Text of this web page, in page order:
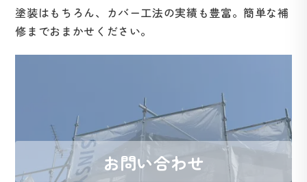
塗装はもちろん、カバー工法の実績も豊富。簡単な補
修までおまかせください。
お問い合わせ